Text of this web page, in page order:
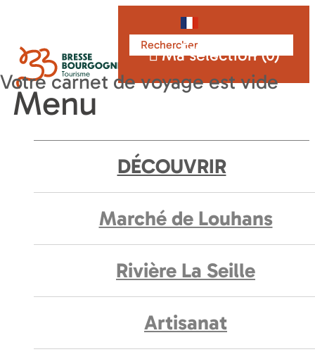
Français
Ma sélection (0)
Menu
DÉCOUVRIR
Marché de Louhans
Rivière La Seille
Artisanat